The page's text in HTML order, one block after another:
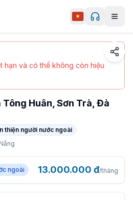
hạn và có thể không còn hiệu
Tông Huân, Sơn Trà, Đà
thiện người nước ngoài
Sơn Trà. Giá 13 triệu/tháng.
ngoài 13.000.000 đ/tháng